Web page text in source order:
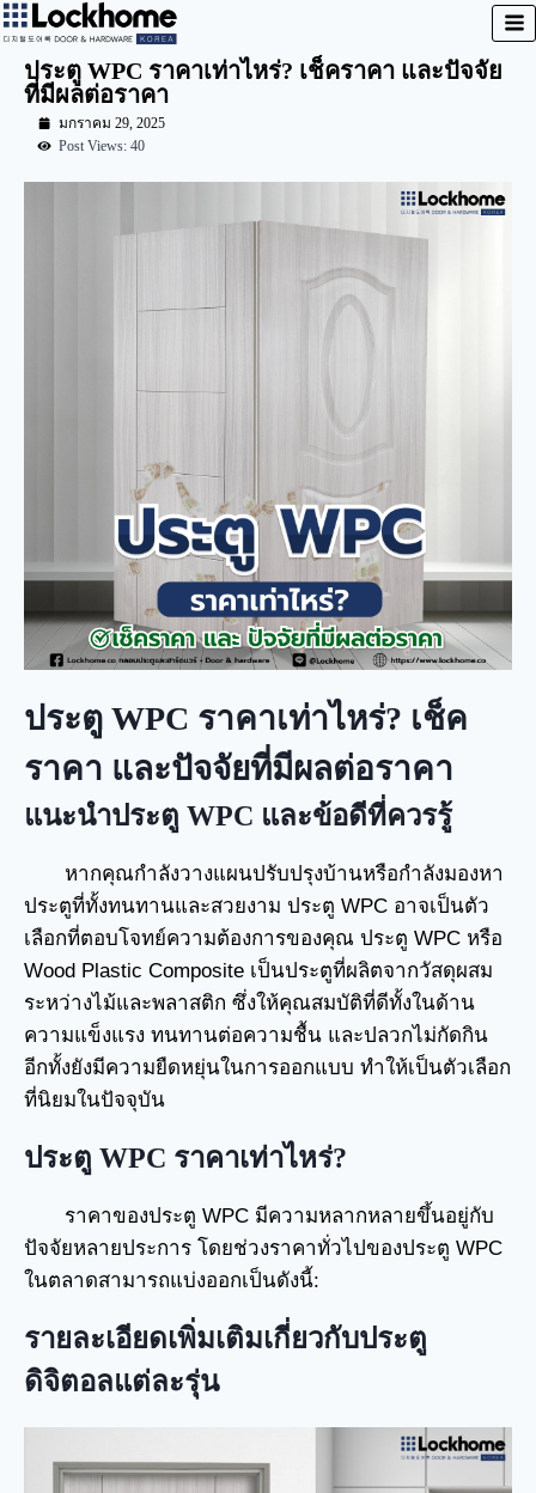
ประตู WPC ราคาเท่าไหร่? เช็คราคา และปัจจัย
ที่มีผลต่อราคา
มกราคม 29, 2025
Post Views: 40
ประตู WPC ราคาเท่าไหร่? เช็ค
ราคา และปัจจัยที่มีผลต่อราคา
แนะนำประตู WPC และข้อดีที่ควรรู้
หากคุณกำลังวางแผนปรับปรุงบ้านหรือกำลังมองหา
ประตูที่ทั้งทนทานและสวยงาม ประตู WPC อาจเป็นตัว
เลือกที่ตอบโจทย์ความต้องการของคุณ ประตู WPC หรือ
Wood Plastic Composite เป็นประตูที่ผลิตจากวัสดุผสม
ระหว่างไม้และพลาสติก ซึ่งให้คุณสมบัติที่ดีทั้งในด้าน
ความแข็งแรง ทนทานต่อความชื้น และปลวกไม่กัดกิน
อีกทั้งยังมีความยืดหยุ่นในการออกแบบ ทำให้เป็นตัวเลือก
ที่นิยมในปัจจุบัน
ประตู WPC ราคาเท่าไหร่?
ราคาของประตู WPC มีความหลากหลายขึ้นอยู่กับ
ปัจจัยหลายประการ โดยช่วงราคาทั่วไปของประตู WPC
ในตลาดสามารถแบ่งออกเป็นดังนี้:
รายละเอียดเพิ่มเติมเกี่ยวกับประตู
ดิจิตอลแต่ละรุ่น